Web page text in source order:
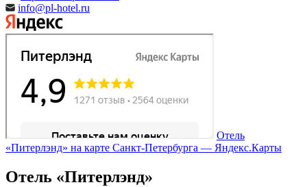
info@pl-hotel.ru
Отель
«Питерлэнд» на карте Санкт‑Петербурга — Яндекс.Карты
Отель «Питерлэнд»